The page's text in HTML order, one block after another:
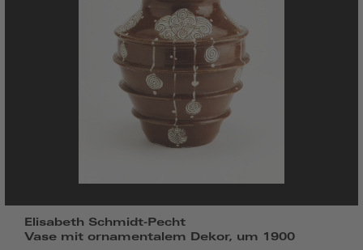
Elisabeth Schmidt-Pecht
Vase mit ornamentalem Dekor, um 1900